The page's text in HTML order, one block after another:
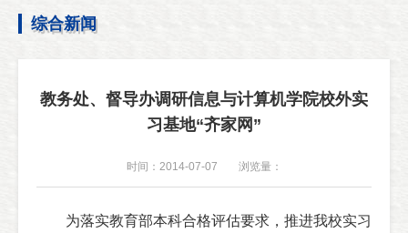
综合新闻
教务处、督导办调研信息与计算机学院校外实
习基地“齐家网”
时间：2014-07-07 浏览量：
为落实教育部本科合格评估要求，推进我校实习